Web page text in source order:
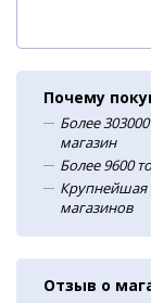
Почему
Более
магазин
Более 9600
Крупнейшая
магазинов
Отзыв о